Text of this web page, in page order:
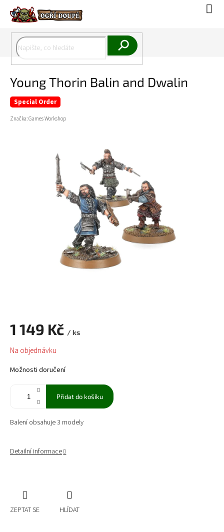
obsah
Young Thorin Balin and Dwalin
Special Order
Značka:Games Workshop
1 149 Kč / ks
Měrná
cena:
Na objednávku
Možnosti doručení
Přidat do košíku
Balení obsahuje 3 modely
Detailní informace
ZEPTAT SE HLÍDAT